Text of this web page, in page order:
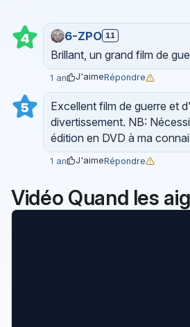
4 6-ZPO 11
Brillant, un grand film de
1 an J'aimeRépondre
5
Excellent film de guerre et
divertissement. NB:
édition en DVD à ma
1 an J'aimeRépondre
Vidéo Quand les